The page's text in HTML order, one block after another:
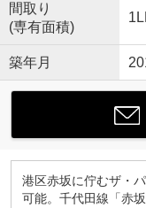
間取り
(専有面積)
築年月
港区赤坂に佇むザ・
可能。千代田線「赤